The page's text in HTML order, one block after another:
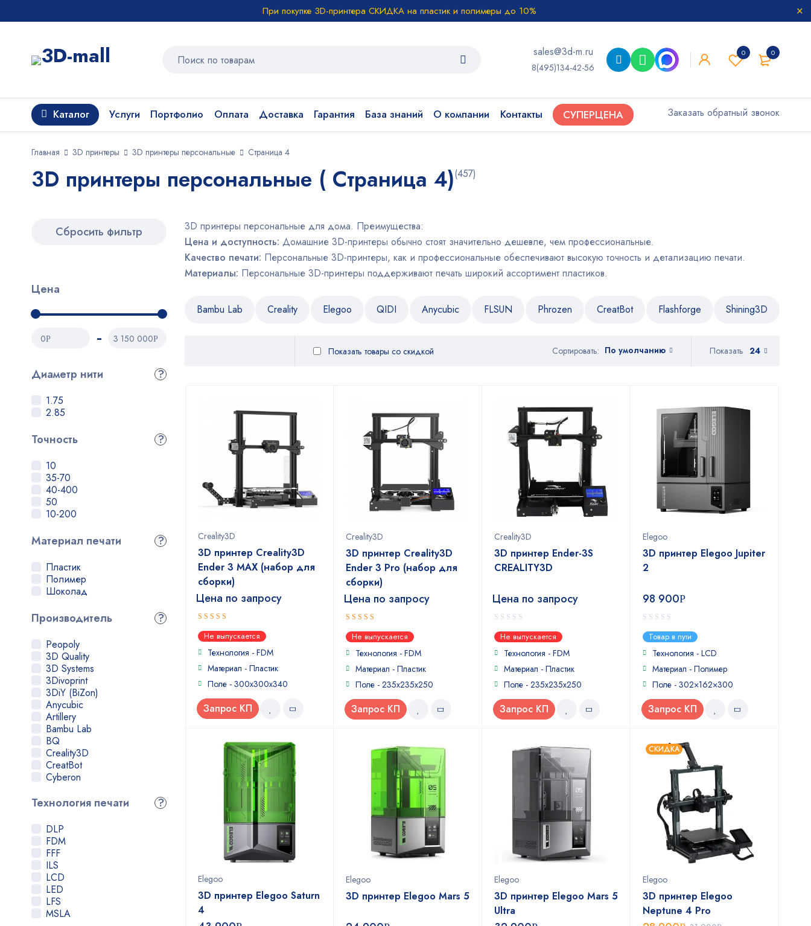
При покупке 3D-принтера СКИДКА на пластик и полимеры до 10%
0
0
sales@3d-m.ru
8(495)134-42-56
Каталог Услуги Портфолио Оплата Доставка Гарантия База знаний О компании Контакты СУПЕРЦЕНА Заказать обратный звонок
Главная 3D принтеры 3D принтеры персональные Страница 4
3D принтеры персональные ( Страница 4)(457)
Сбросить фильтр
Цена
0Р 3 150 000Р
Диаметр нити ?
1.75
2.85
Точность ?
10
35-70
40-400
50
10-200
Материал печати ?
Пластик
Полимер
Шоколад
Производитель ?
Peopoly
3D Quality
3D Systems
3Divoprint
3DiY (BiZon)
Anycubic
Artillery
Bambu Lab
BQ
Creality3D
CreatBot
Cyberon
Elegoo
Flashforge
FlyingBear
Formlabs
Hori
Imprinta
Leapfrog
Maestro 3D
Magnum
Технология печати ?
DLP
FDM
FFF
ILS
LCD
LED
LFS
MSLA
3D принтеры персональные для дома. Преимущества:
Цена и доступность: Домашние 3D-принтеры обычно стоят значительно дешевле, чем профессиональные.
Качество печати: Персональные 3D-принтеры, как и профессиональные обеспечивают высокую точность и детализацию печати.
Материалы: Персональные 3D-принтеры поддерживают печать широкий ассортимент пластиков.
Bambu Lab Creality Elegoo QIDI Anycubic FLSUN Phrozen CreatBot Flashforge Shining3D
Сортировать: По умолчанию
Показать товары со скидкой Показать 24
Creality3D
3D принтер Creality3D
Ender 3 MAX (набор для
сборки)
Цена по запросу
5out of 5
Не выпускается
Технология - FDM
Материал - Пластик
Поле - 300х300х340
Запрос КП
Creality3D
3D принтер Creality3D
Ender 3 Pro (набор для
сборки)
Цена по запросу
4out of
5Не выпускается
Технология - FDM
Материал - Пластик
Поле - 235х235х250
Запрос КП
Creality3D
3D принтер Ender-3S
CREALITY3D
Цена по запросу
0
out
of
Не выпускается
Технология - FDM
Материал - Пластик
Поле - 235x235x250
Запрос КП
Elegoo
3D принтер Elegoo Jupiter
2
98 900Р
0
out
of
Товар в пути
Технология - LCD
Материал - Полимер
Поле - 302×162×300
Запрос КП
Elegoo
3D принтер Elegoo Saturn
4
Elegoo
3D принтер Elegoo Mars 5
Elegoo
3D принтер Elegoo Mars 5
Ultra
СКИДКА
Elegoo
3D принтер Elegoo
Neptune 4 Pro